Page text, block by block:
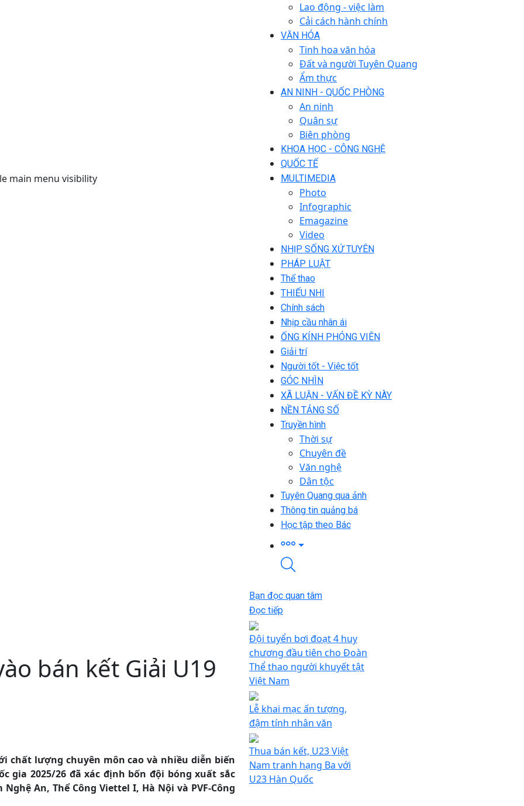
main menu visibility
Lao động - việc làm
Cải cách hành chính
VĂN HÓA
Tinh hoa văn hóa
Đất và người Tuyên Quang
Ẩm thực
AN NINH - QUỐC PHÒNG
An ninh
Quân sự
Biên phòng
KHOA HỌC - CÔNG NGHỆ
QUỐC TẾ
MULTIMEDIA
Photo
Infographic
Emagazine
Video
NHỊP SỐNG XỨ TUYÊN
PHÁP LUẬT
Thể thao
THIẾU NHI
Chính sách
Nhịp cầu nhân ái
ỐNG KÍNH PHÓNG VIÊN
Giải trí
Người tốt - Việc tốt
GÓC NHÌN
XÃ LUẬN - VẤN ĐỀ KỲ NÀY
NỀN TẢNG SỐ
Truyền hình
Thời sự
Chuyên đề
Văn nghệ
Dân tộc
Tuyên Quang qua ảnh
Thông tin quảng bá
Học tập theo Bác
bán kết Giải U19
chất lượng chuyên môn cao và nhiều diễn biến
gia 2025/26 đã xác định bốn đội bóng xuất sắc
An, Thể Công Viettel I, Hà Nội và PVF-Công
Bạn đọc quan tâm
Đọc tiếp
Đội tuyển bơi đoạt 4 huy
chương đầu tiên cho Đoàn
Thể thao người khuyết tật
Việt Nam
Lễ khai mạc ấn tượng,
đậm tính nhân văn
Thua bán kết, U23 Việt
Nam tranh hạng Ba với
U23 Hàn Quốc